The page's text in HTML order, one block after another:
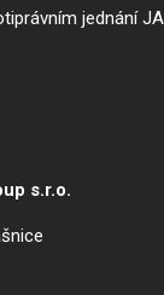
jednání
s.r.o.